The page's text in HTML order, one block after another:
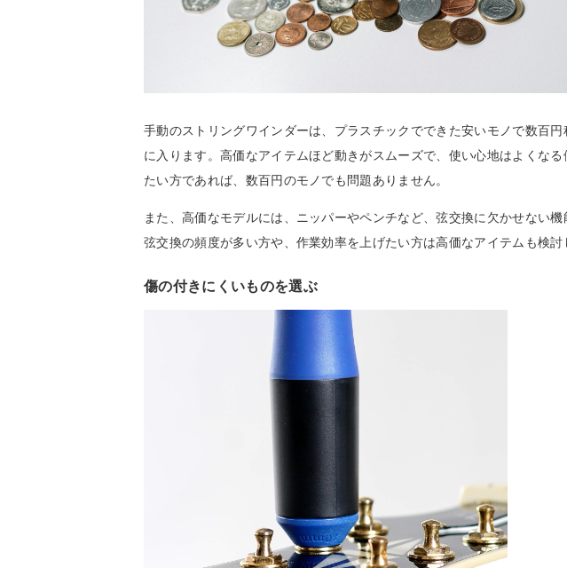
手動のストリングワインダーは、プラスチックでできた安いモノで数百
に入ります。高価なアイテムほど動きがスムーズで、使い心地はよくな
たい方であれば、数百円のモノでも問題ありません。
また、高価なモデルには、ニッパーやペンチなど、弦交換に欠かせない機
弦交換の頻度が多い方や、作業効率を上げたい方は高価なアイテムも検討
傷の付きにくいものを選ぶ